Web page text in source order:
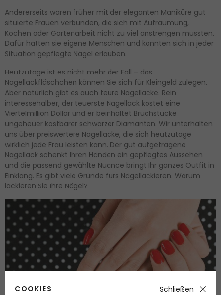
Andererseits waren früher mit der eleganten Maniküre gut
situierte Frauen verbunden, die sich mit Aufräumung,
Kochen oder Gartenarbeit nicht zu viel anstrengen mussten.
Dafür hatten sie eigene Menschen und konnten sich in jeder
Situation gepflegte Nägel erlauben.
Heutzutage ist es nicht mehr der Fall – das
Nagellackfläschchen können Sie sich für Kleingeld zulegen.
Aber natürlich gibt es auch teure Nagellacke. Rein
interessehalber, der teuerste Nagellack kostet eine
Viertelmillion Dollar und er beinhaltet Bruchstücke
ungeheuer kostbarer schwarzer Diamanten. Wir unterhalten
uns über preiswertere Nagellacke, die sich heutzutage
wirklich jede Frau leisten kann. Der gut aufgetragene
Nagellack schenkt Ihren Händen ein gepflegtes Aussehen
und die passend gewählte Nuance bringt Ihr ganzes Outfit in
Einklang. Es gibt viele Gründe fürs Nägellackieren. Warum
lackieren Sie Ihre Nägel?
COOKIES Schließen